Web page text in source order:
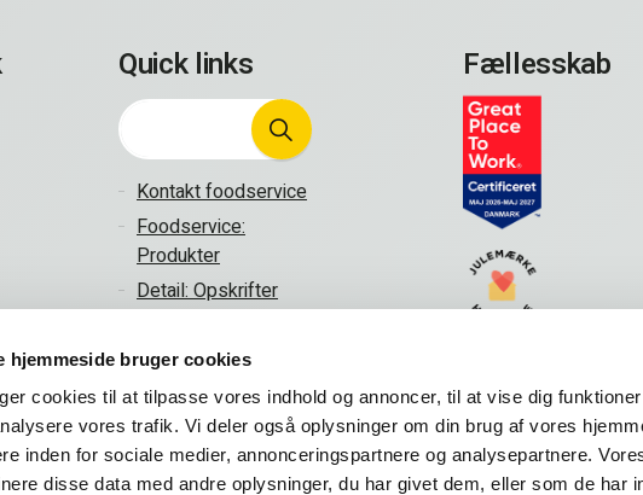
hjemmeside bruger cookies
cookies til at tilpasse vores indhold og annoncer, til at vise dig
vores trafik. Vi deler også oplysninger om din brug af vores
inden for sociale medier, annonceringspartnere og analysepartnere.
disse data med andre oplysninger, du har givet dem, eller som de har
Quick links
Kontakt foodservice
Foodservice:
Produkter
Detail: Opskrifter
Fællesskab